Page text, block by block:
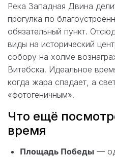
Река Западная Двина
прогулка по
обязательный пункт.
виды на исторический
собору на холме
Витебска. Идеальное
когда жара спадает, а
«фотогеничным».
Что ещё
время
Площадь Победы —